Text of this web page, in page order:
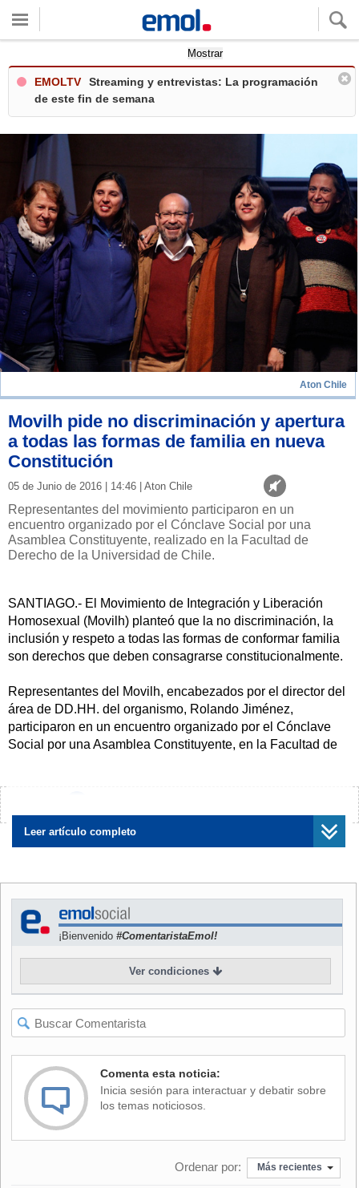
Mostrar
EMOLTV
Streaming y entrevistas: La programación
de este fin de semana
Aton Chile
Movilh pide no discriminación y apertura
a todas las formas de familia en nueva
Constitución
05 de Junio de 2016 | 14:46 | Aton Chile
Representantes del movimiento participaron en un
encuentro organizado por el Cónclave Social por una
Asamblea Constituyente, realizado en la Facultad de
Derecho de la Universidad de Chile.
SANTIAGO.- El Movimiento de Integración y Liberación
Homosexual (Movilh) planteó que la no discriminación, la
inclusión y respeto a todas las formas de conformar familia
son derechos que deben consagrarse constitucionalmente.
Representantes del Movilh, encabezados por el director del
área de DD.HH. del organismo, Rolando Jiménez,
participaron en un encuentro organizado por el Cónclave
Social por una Asamblea Constituyente, en la Facultad de
Además del Movilh participaron el Sincato de Actores de
Chile (Sidarte), la Fundación Construyendo, Marca AC,
Junto con abordar aspectos relacionados con los objetivos
específicos de cada organización, los movimientos
coincidieron e insistieron en la necesidad de que la nueva
Constitución sea el resultado de una asamblea
constituyente, por ser la única vía -según dijeron- que
garantiza una efectiva participación ciudadana.
En representación de la comunidad LGBTI (lesbianas,
a todas las formas de conformar familia son derechos que
deben consagrarse constitucionalmente.
"No sólo tomamos postura respecto a temas que nos
concluimos sobre la importancia de que los derechos
Leer artículo completo
¡Bienvenido #ComentaristaEmol!
Ver condiciones
Comenta esta noticia:
Inicia sesión para interactuar y debatir sobre
los temas noticiosos.
Ordenar por: Más recientes